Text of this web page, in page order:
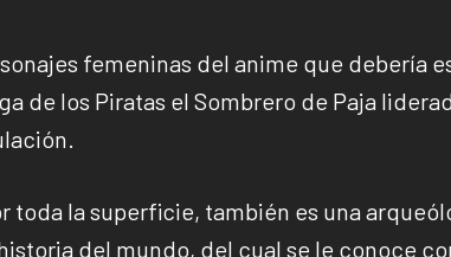
femeninas del anime que debería
de los Piratas el Sombrero de Paja
toda la superficie, también es una
del mundo, del cual se le conoce